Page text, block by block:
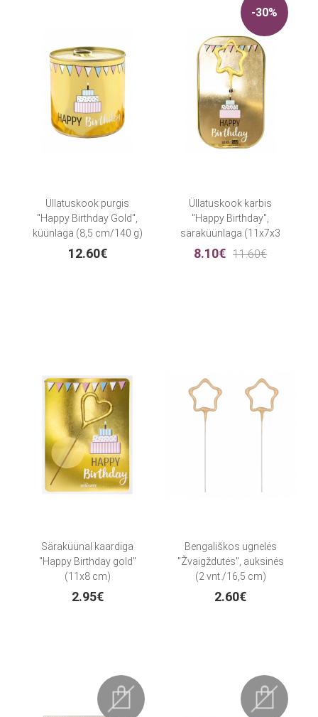
Üllatuskook purgis
"Happy Birthday Gold",
küünlaga (8,5 cm/140 g)
12.60€
-30%
Üllatuskook karbis
"Happy Birthday",
säraküünlaga (11x7x3
cm/52 g.)
8.10€ 11.60€
Säraküünal kaardiga
"Happy Birthday gold"
(11x8 cm)
2.95€
Bengališkos ugnelės
"Žvaigždutės", auksinės
(2 vnt./16,5 cm)
2.60€